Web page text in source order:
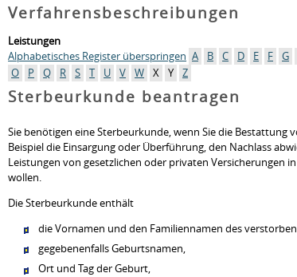
Verfahrensbeschreibungen
Leistungen
Alphabetisches Register überspringen A B C D E F G
O
P Q R S T U V W X Y Z
Sterbeurkunde beantragen
Sie benötigen eine Sterbeurkunde, wenn Sie die Bestattung
Beispiel die Einsargung oder Überführung, den Nachlass
Leistungen von gesetzlichen oder privaten Versicherungen
wollen.
Die Sterbeurkunde enthält
die Vornamen und den Familiennamen des
gegebenenfalls Geburtsnamen,
Ort und Tag der Geburt,